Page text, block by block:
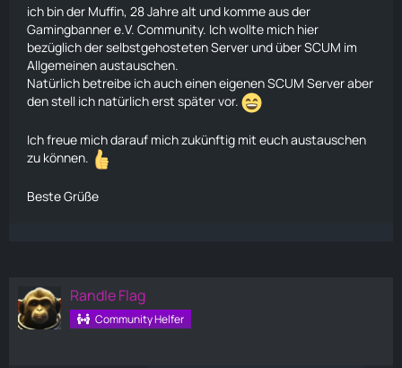
ich bin der Muffin, 28 Jahre alt und komme aus der
Gamingbanner e.V. Community. Ich wollte mich hier
bezüglich der selbstgehosteten Server und über SCUM im
Allgemeinen austauschen.
Natürlich betreibe ich auch einen eigenen SCUM Server aber
den stell ich natürlich erst später vor.
Ich freue mich darauf mich zukünftig mit euch austauschen
zu können.
Beste Grüße
Randle Flag
Community Helfer